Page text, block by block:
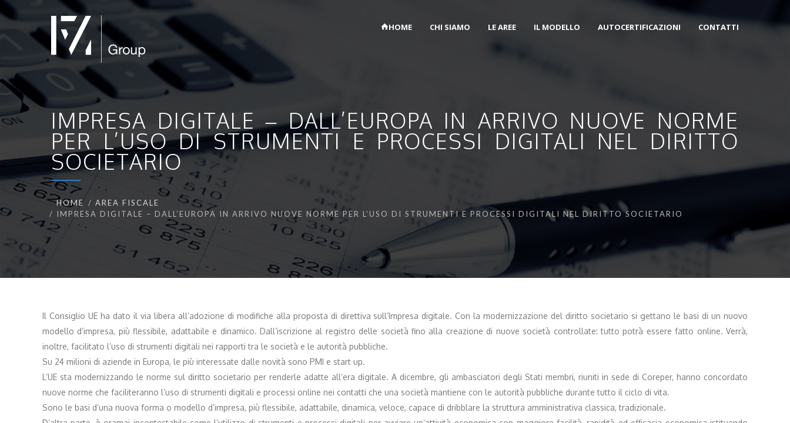
HOME CHI SIAMO LE AREE IL MODELLO AUTOCERTIFICAZIONI CONTATTI
IMPRESA DIGITALE – DALL’EUROPA IN ARRIVO NUOVE NORME
PER L’USO DI STRUMENTI E PROCESSI DIGITALI NEL DIRITTO
SOCIETARIO
HOME
AREA FISCALE
IMPRESA DIGITALE – DALL’EUROPA IN ARRIVO NUOVE NORME PER L’USO DI STRUMENTI E PROCESSI DIGITALI NEL DIRITTO SOCIETARIO
Il Consiglio UE ha dato il via libera all’adozione di modifiche alla proposta di direttiva sull’Impresa digitale. Con la modernizzazione del diritto societario si gettano le basi di un nuovo
modello d’impresa, più flessibile, adattabile e dinamico. Dall’iscrizione al registro delle società fino alla creazione di nuove società controllate: tutto potrà essere fatto online. Verrà,
inoltre, facilitato l’uso di strumenti digitali nei rapporti tra le società e le autorità pubbliche.
Su 24 milioni di aziende in Europa, le più interessate dalle novità sono PMI e start up.
L’UE sta modernizzando le norme sul diritto societario per renderle adatte all’era digitale. A dicembre, gli ambasciatori degli Stati membri, riuniti in sede di Coreper, hanno concordato
nuove norme che faciliteranno l’uso di strumenti digitali e processi online nei contatti che una società mantiene con le autorità pubbliche durante tutto il ciclo di vita.
Sono le basi d’una nuova forma o modello d’impresa, più flessibile, adattabile, dinamica, veloce, capace di dribblare la struttura amministrativa classica, tradizionale.